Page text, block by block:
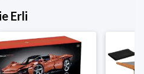
Erli